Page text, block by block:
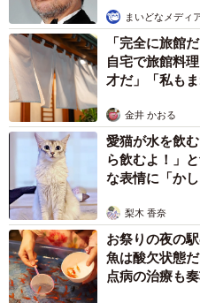
感動を呼んだ、祖母からのLINE
――またこのRX-7でお出かけ
灯油：また一緒にお買い物に
軽々と乗り降りしていたとは
まいどなメディ
「完全に旅館
自宅で旅館料
才だ」「私もま
金井 かおる
愛猫が水を飲
ら飲むよ！」
な表情に「か
梨木 香奈
お祭りの夜の
魚は酸欠状態
点病の治療も